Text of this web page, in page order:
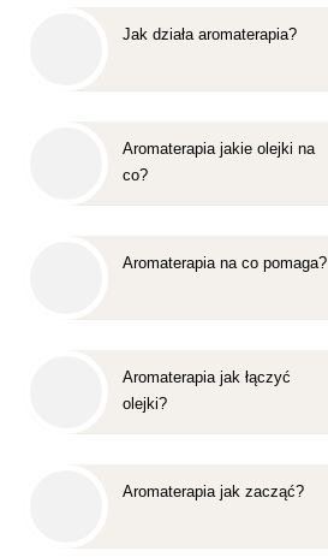
Jak działa aromaterapia?
Aromaterapia jakie olejki na
co?
Aromaterapia na co pomaga?
Aromaterapia jak łączyć
olejki?
Aromaterapia jak zacząć?